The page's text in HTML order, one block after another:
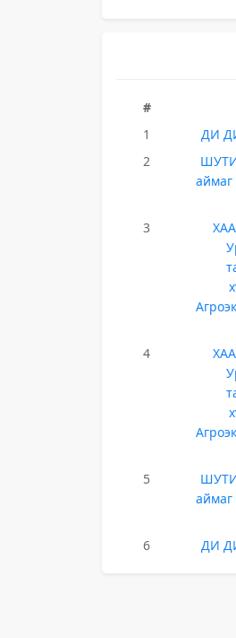
#
1
ДИ
2
аймаг
3
4
5
аймаг
6 ДИ